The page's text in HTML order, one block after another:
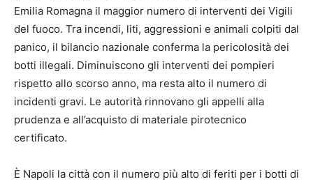
Emilia Romagna il maggior numero di interventi dei Vigili
del fuoco. Tra incendi, liti, aggressioni e animali colpiti dal
panico, il bilancio nazionale conferma la pericolosità dei
botti illegali. Diminuiscono gli interventi dei pompieri
rispetto allo scorso anno, ma resta alto il numero di
incidenti gravi. Le autorità rinnovano gli appelli alla
prudenza e all’acquisto di materiale pirotecnico
certificato.
È Napoli la città con il numero più alto di feriti per i botti di